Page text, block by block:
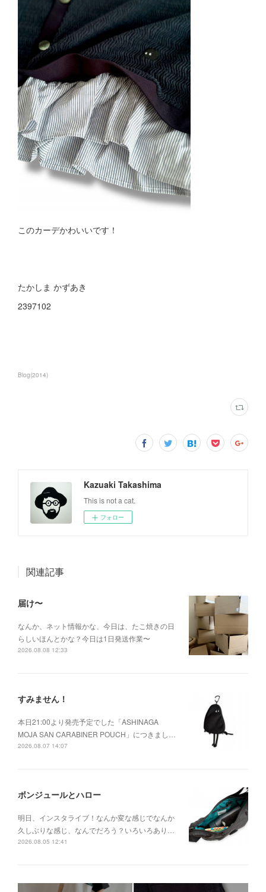
このカーデかわいいです！
たかしま かずあき
2397102
Blog(2014)
Kazuaki Takashima
This is not a cat.
フォロー
関連記事
届け〜
なんか、ネット情報かな、今日は、たこ焼きの日
らしいほんとかな？今日は1日発送作業〜
2026.08.08 12:33
すみません！
本日21:00より発売予定でした「ASHINAGA
MOJA SAN CARABINER POUCH」につきまし…
2026.08.07 14:07
ボンジュールとハロー
明日、インスタライブ！なんか変な感じでなんか
久しぶりな感じ、なんでだろう？いろいろあり…
2026.08.05 12:41